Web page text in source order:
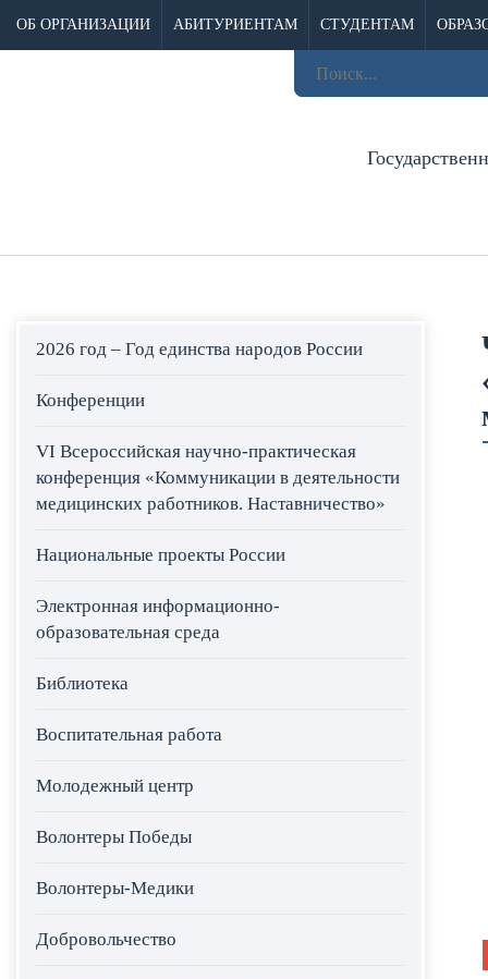
ОБ ОРГАНИЗАЦИИ АБИТУРИЕНТАМ СТУДЕНТАМ
2026 год – Год единства народов России
Конференции
VI Всероссийская научно-практическая
конференция «Коммуникации в деятельности
медицинских работников. Наставничество»
Национальные проекты России
Электронная информационно-
образовательная среда
Библиотека
Воспитательная работа
Молодежный центр
Волонтеры Победы
Волонтеры-Медики
Добровольчество